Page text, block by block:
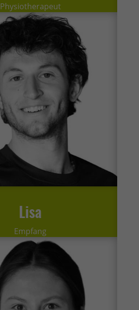
Physiotherapeut
Lisa
Empfang